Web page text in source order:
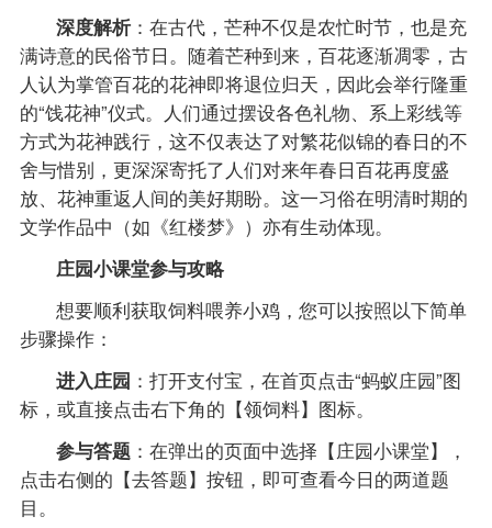
深度解析：在古代，芒种不仅是农忙时节，也是充
满诗意的民俗节日。随着芒种到来，百花逐渐凋零，古
人认为掌管百花的花神即将退位归天，因此会举行隆重
的“饯花神”仪式。人们通过摆设各色礼物、系上彩线等
方式为花神践行，这不仅表达了对繁花似锦的春日的不
舍与惜别，更深深寄托了人们对来年春日百花再度盛
放、花神重返人间的美好期盼。这一习俗在明清时期的
文学作品中（如《红楼梦》）亦有生动体现。
庄园小课堂参与攻略
想要顺利获取饲料喂养小鸡，您可以按照以下简单
步骤操作：
进入庄园 ：打开支付宝，在首页点击“蚂蚁庄园”图
标，或直接点击右下角的【领饲料】图标。
参与答题 ：在弹出的页面中选择【庄园小课堂】，
点击右侧的【去答题】按钮，即可查看今日的两道题
目。